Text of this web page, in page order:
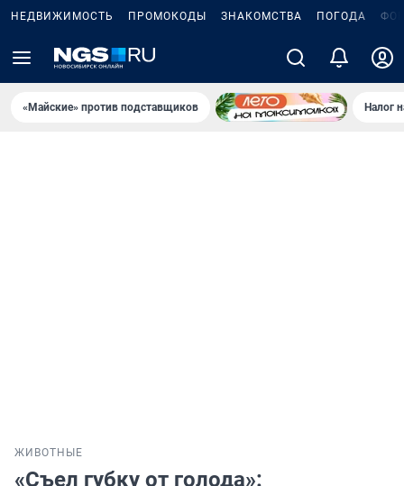
НЕДВИЖИМОСТЬ ПРОМОКОДЫ ЗНАКОМСТВА ПОГОДА
«Майские» против подставщиков Налог
ЖИВОТНЫЕ
«Съел губку от голода»: